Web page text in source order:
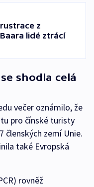
z
lidé ztrácí
shodla celá
večer oznámilo, že
pro čínské turisty
členských zemí Unie.
také Evropská
rovněž